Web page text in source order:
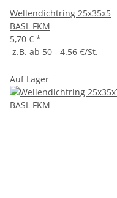
Wellendichtring 25x35x5
BASL FKM
5,70 € *
z.B. ab 50 - 4.56 €/St.
Auf Lager